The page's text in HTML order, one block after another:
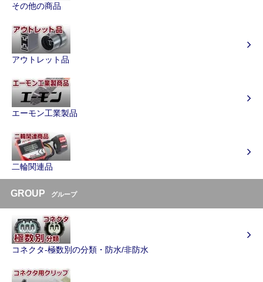
その他の商品
アウトレット品
エーモン工業製品
二輪関連品
GROUP グループ
コネクタ-極数別の分類・防水/非防水